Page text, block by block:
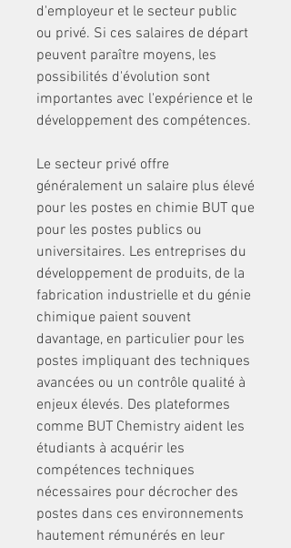
d'employeur et le secteur public
ou privé. Si ces salaires de départ
peuvent paraître moyens, les
possibilités d'évolution sont
importantes avec l'expérience et le
développement des compétences.
Le secteur privé offre
généralement un salaire plus élevé
pour les postes en chimie BUT que
pour les postes publics ou
universitaires. Les entreprises du
développement de produits, de la
fabrication industrielle et du génie
chimique paient souvent
davantage, en particulier pour les
postes impliquant des techniques
avancées ou un contrôle qualité à
enjeux élevés. Des plateformes
comme BUT Chemistry aident les
étudiants à acquérir les
compétences techniques
nécessaires pour décrocher des
postes dans ces environnements
hautement rémunérés en leur